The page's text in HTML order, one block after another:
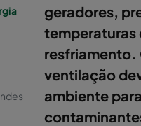
geradores,
temperaturas
resfriamento.
ventilação
ambiente